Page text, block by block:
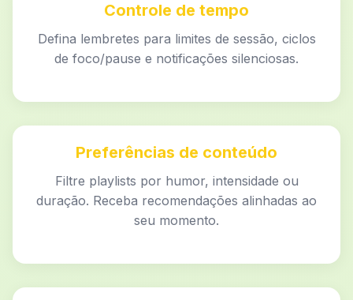
Controle de tempo
Defina lembretes para limites de sessão, ciclos
de foco/pause e notificações silenciosas.
Preferências de conteúdo
Filtre playlists por humor, intensidade ou
duração. Receba recomendações alinhadas ao
seu momento.